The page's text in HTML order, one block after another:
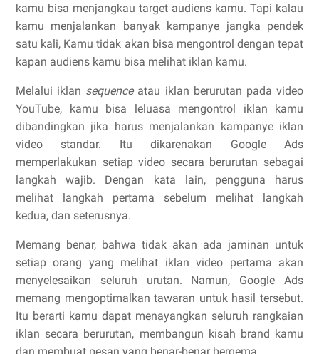
kamu bisa menjangkau target audiens kamu. Tapi kalau
kamu menjalankan banyak kampanye jangka pendek
satu kali, Kamu tidak akan bisa mengontrol dengan tepat
kapan audiens kamu bisa melihat iklan kamu.
Melalui iklan sequence atau iklan berurutan pada video
YouTube, kamu bisa leluasa mengontrol iklan kamu
dibandingkan jika harus menjalankan kampanye iklan
video standar. Itu dikarenakan Google Ads
memperlakukan setiap video secara berurutan sebagai
langkah wajib. Dengan kata lain, pengguna harus
melihat langkah pertama sebelum melihat langkah
kedua, dan seterusnya.
Memang benar, bahwa tidak akan ada jaminan untuk
setiap orang yang melihat iklan video pertama akan
menyelesaikan seluruh urutan. Namun, Google Ads
memang mengoptimalkan tawaran untuk hasil tersebut.
Itu berarti kamu dapat menayangkan seluruh rangkaian
iklan secara berurutan, membangun kisah brand kamu
dan membuat pesan yang benar-benar bergema.